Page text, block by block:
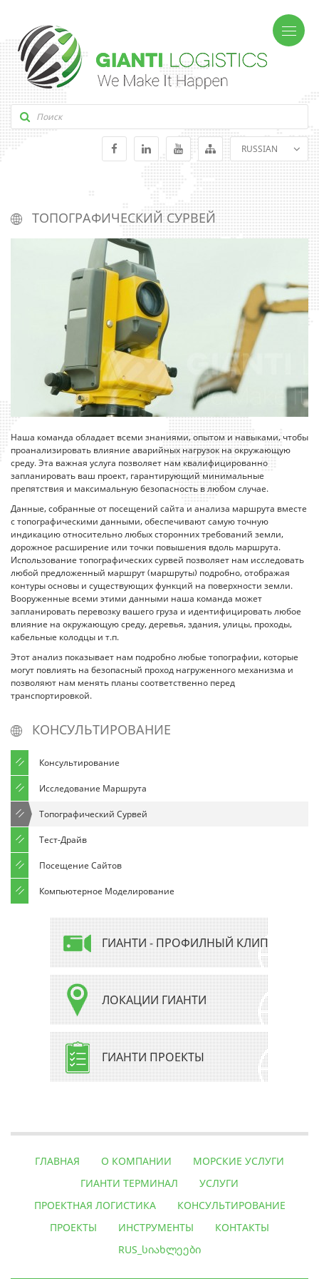
RUSSIAN
ТОПОГРАФИЧЕСКИЙ СУРВЕЙ
Наша команда обладает всеми знаниями, опытом и навыками, чтобы
проанализировать влияние аварийных нагрузок на окружающую
среду. Эта важная услуга позволяет нам квалифицированно
запланировать ваш проект, гарантирующий минимальные
препятствия и максимальную безопасность в любом случае.
Данные, собранные от посещений сайта и анализа маршрута вместе
с топографическими данными, обеспечивают самую точную
индикацию относительно любых сторонних требований земли,
дорожное расширение или точки повышения вдоль маршрута.
Использование топографических сурвей позволяет нам исследовать
любой предложенный маршрут (маршруты) подробно, отображая
контуры основы и существующих функций на поверхности земли.
Вооруженные всеми этими данными наша команда может
запланировать перевозку вашего груза и идентифицировать любое
влияние на окружающую среду, деревья, здания, улицы, проходы,
кабельные колодцы и т.п.
Этот анализ показывает нам подробно любые топографии, которые
могут повлиять на безопасный проход нагруженного механизма и
позволяют нам менять планы соответственно перед
транспортировкой.
КОНСУЛЬТИРОВАНИЕ
Консультирование
Исследование Маршрута
Топографический Сурвей
Тест-Драйв
Посещение Cайтов
Компьютерное Моделирование
ГИАНТИ - ПРОФИЛНЫЙ КЛИП
ЛОКАЦИИ ГИАНТИ
ГИАНТИ ПРОЕКТЫ
ГЛАВНАЯ О КОМПАНИИ
МОРСКИЕ УСЛУГИ
ГИАНТИ ТЕРМИНАЛ
УСЛУГИ
ПРОЕКТНАЯ ЛОГИСТИКА
КОНСУЛЬТИРОВАНИЕ
ПРОЕКТЫ
ИНСТРУМЕНТЫ
КОНТАКТЫ
RUS_ᲡᲘᲐᲮᲚᲔᲔᲑᲘ